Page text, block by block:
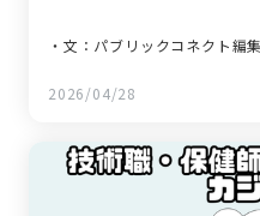
・文：パブリックコネクト編
2026/04/28